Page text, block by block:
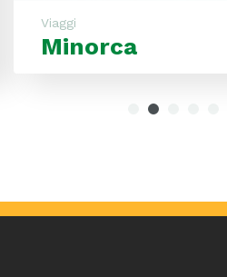
Viaggi
Minorca